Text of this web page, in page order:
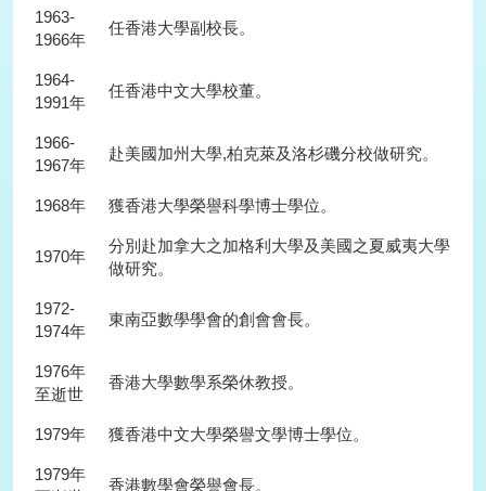
1963-
1966年
任香港大學副校長。
1964-
1991年
任香港中文大學校董。
1966-
1967年
赴美國加州大學,柏克萊及洛杉磯分校做研究。
1968年 獲香港大學榮譽科學博士學位。
1970年
分別赴加拿大之加格利大學及美國之夏威夷大學
做研究。
1972-
1974年
東南亞數學學會的創會會長。
1976年
至逝世
香港大學數學系榮休教授。
1979年 獲香港中文大學榮譽文學博士學位。
1979年
香港數學會榮譽會長。